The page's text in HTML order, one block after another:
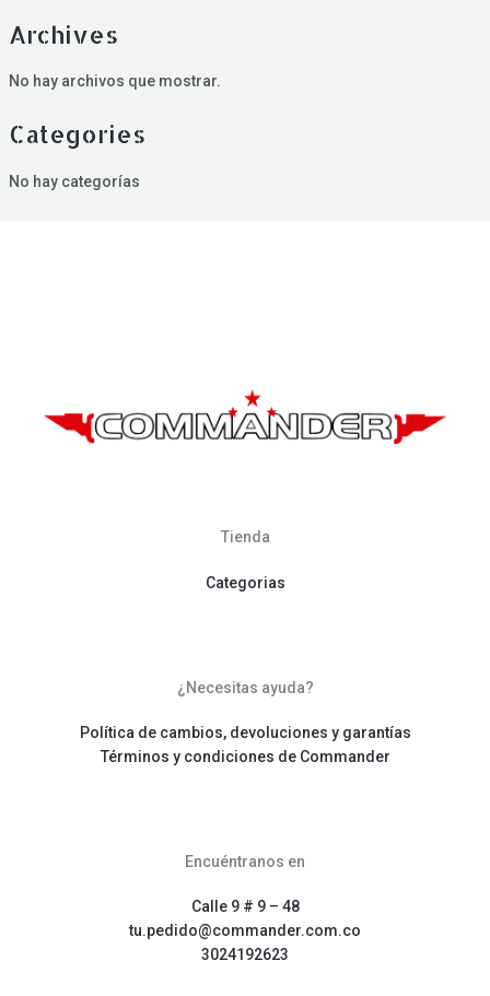
Archives
No hay archivos que mostrar.
Categories
No hay categorías
Tienda
Categorias
¿Necesitas ayuda?
Política de cambios, devoluciones y garantías
Términos y condiciones de Commander
Encuéntranos en
Calle 9 # 9 – 48
tu.pedido@commander.com.co
3024192623